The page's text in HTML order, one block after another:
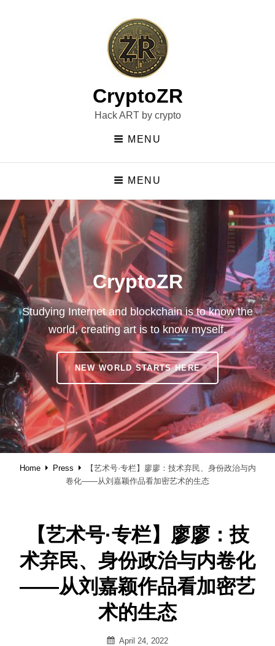
CryptoZR
Hack ART by crypto
MENU
MENU
CryptoZR
Studying Internet and blockchain is to know the
world, creating art is to know myself.
NEW WORLD STARTS HERECRYPTOZR
Home Press
【艺术号·专栏】廖廖：技术弃民、身份政治与内
卷化——从刘嘉颖作品看加密艺术的生态
【艺术号·专栏】廖廖：技
术弃民、身份政治与内卷化
——从刘嘉颖作品看加密艺
术的生态
Posted
April 24, 2022